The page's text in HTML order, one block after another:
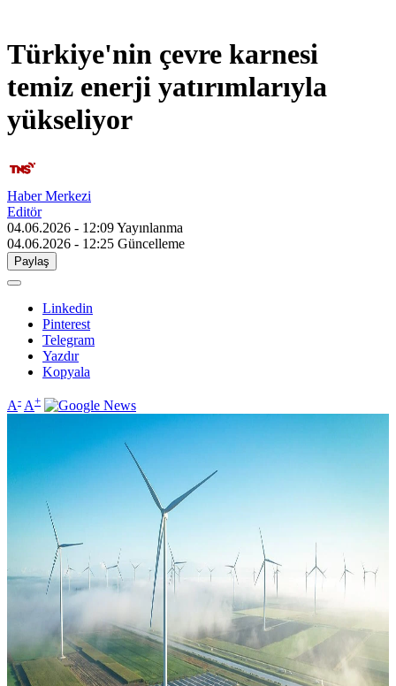
Türkiye'nin çevre karnesi
temiz enerji yatırımlarıyla
yükseliyor
Haber Merkezi
Editör
04.06.2026 - 12:09Yayınlanma
04.06.2026 - 12:25 Güncelleme
Paylaş
Linkedin
Pinterest
Telegram
Yazdır
Kopyala
A- A+